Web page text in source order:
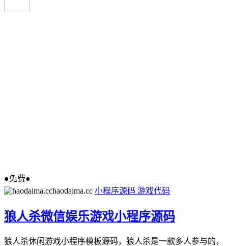
●免费●
haodaima.cc 小程序源码 游戏代码
狼人杀微信娱乐游戏小程序源码
狼人杀休闲游戏小程序模板源码，狼人杀是一款多人参与的，